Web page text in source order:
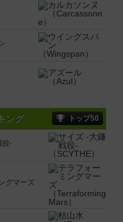
ング トップ50
役-
グマーズ